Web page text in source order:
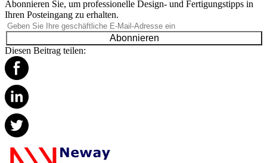
Abonnieren Sie, um professionelle Design- und Fertigungstipps in
Ihren Posteingang zu erhalten.
Abonnieren
Diesen Beitrag teilen: